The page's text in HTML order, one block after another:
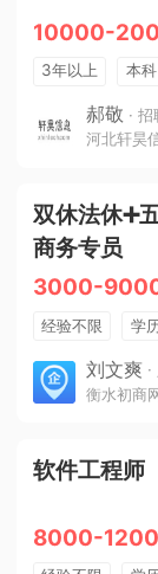
10000-
3年以上 本科
休假制度
五
郝敬 ·
双休法休➕
商务专员
3000-
经验不限 学
刘文爽
软件工程师
8000-